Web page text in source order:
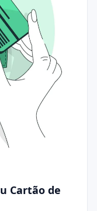
Cartão de